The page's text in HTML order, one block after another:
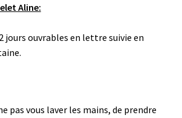
Aline:
jours ouvrables en lettre suivie en
pas vous laver les mains, de prendre